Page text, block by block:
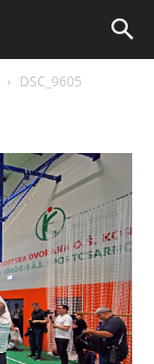
DSC_9605